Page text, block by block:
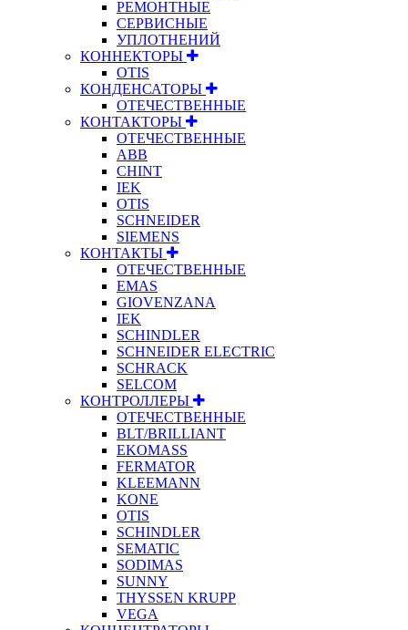
РЕМОНТНЫЕ
СЕРВИСНЫЕ
УПЛОТНЕНИЙ
КОННЕКТОРЫ
OTIS
КОНДЕНСАТОРЫ
ОТЕЧЕСТВЕННЫЕ
КОНТАКТОРЫ
ОТЕЧЕСТВЕННЫЕ
ABB
CHINT
IEK
OTIS
SCHNEIDER
SIEMENS
КОНТАКТЫ
ОТЕЧЕСТВЕННЫЕ
EMAS
GIOVENZANA
IEK
SCHINDLER
SCHNEIDER ELECTRIC
SCHRACK
SELCOM
КОНТРОЛЛЕРЫ
ОТЕЧЕСТВЕННЫЕ
BLT/BRILLIANT
EKOMASS
FERMATOR
KLEEMANN
KONE
OTIS
SCHINDLER
SEMATIC
SODIMAS
SUNNY
THYSSEN KRUPP
VEGA